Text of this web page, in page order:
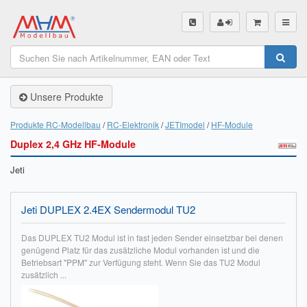
SHOP
Unsere Produkte
Servo Finder
Luftschrauben Finder
Unsere Produkte
Produkte RC-Modellbau RC-Elektronik JETImodel HF-Module
Duplex 2,4 GHz HF-Module
Jeti
Jeti DUPLEX 2.4EX Sendermodul TU2
Das DUPLEX TU2 Modul ist in fast jeden Sender einsetzbar bei denen
genügend Platz für das zusätzliche Modul vorhanden ist und die
Betriebsart "PPM" zur Verfügung steht. Wenn Sie das TU2 Modul
zusätzlich ...